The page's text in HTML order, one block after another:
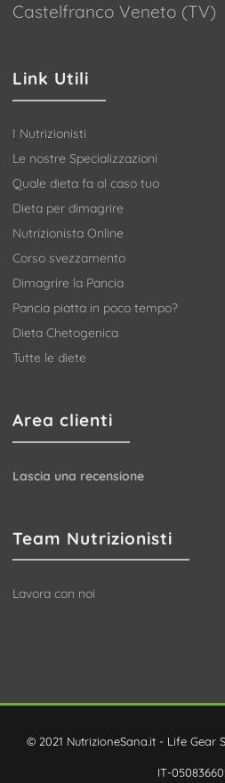
Castelfranco Veneto (TV)
Link Utili
I Nutrizionisti
Le nostre Specializzazioni
Quale dieta fa al caso tuo
Dieta per dimagrire
Nutrizionista Online
Corso svezzamento
Dimagrire la Pancia
Pancia piatta in poco tempo?
Dieta Chetogenica
Tutte le diete
Area clienti
Lascia una recensione
Team Nutrizionisti
Lavora con noi
© 2021 NutrizioneSana.it - Life Gear
IT-